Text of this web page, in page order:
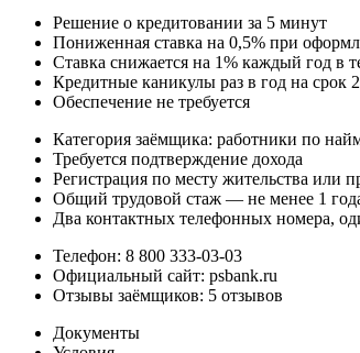
Решение о кредитовании за 5 минут
Пониженная ставка на 0,5% при
Ставка снижается на 1% каждый год в
Кредитные каникулы раз в год на срок
Обеспечение не требуется
Категория заёмщика: работники по
Требуется подтверждение дохода
Регистрация по месту жительства или
Общий трудовой стаж — не менее 1
Два контактных телефонных номера,
Телефон: 8 800 333-03-03
Официальный сайт: psbank.ru
Отзывы заёмщиков: 5 отзывов
Документы